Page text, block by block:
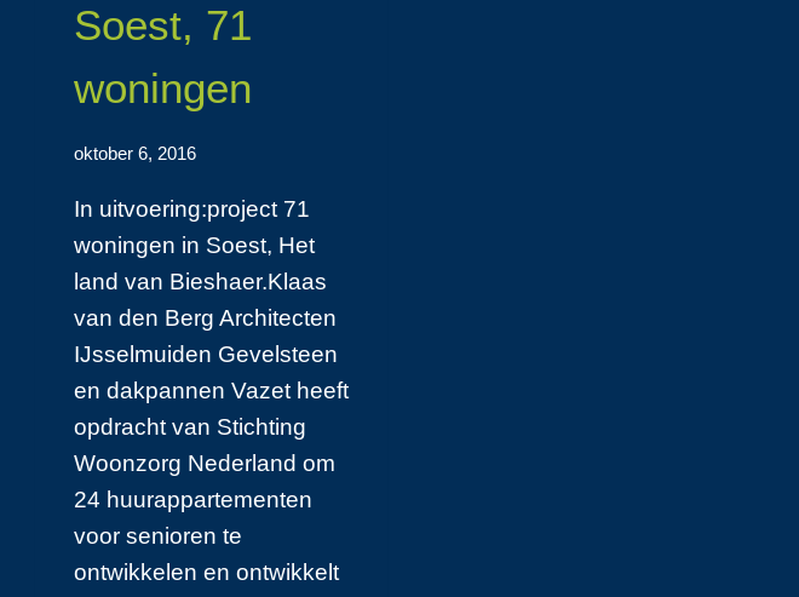
Soest, 71
woningen
oktober 6, 2016
In uitvoering:project 71
woningen in Soest, Het
land van Bieshaer.Klaas
van den Berg Architecten
IJsselmuiden Gevelsteen
en dakpannen Vazet heeft
opdracht van Stichting
Woonzorg Nederland om
24 huurappartementen
voor senioren te
ontwikkelen en ontwikkelt